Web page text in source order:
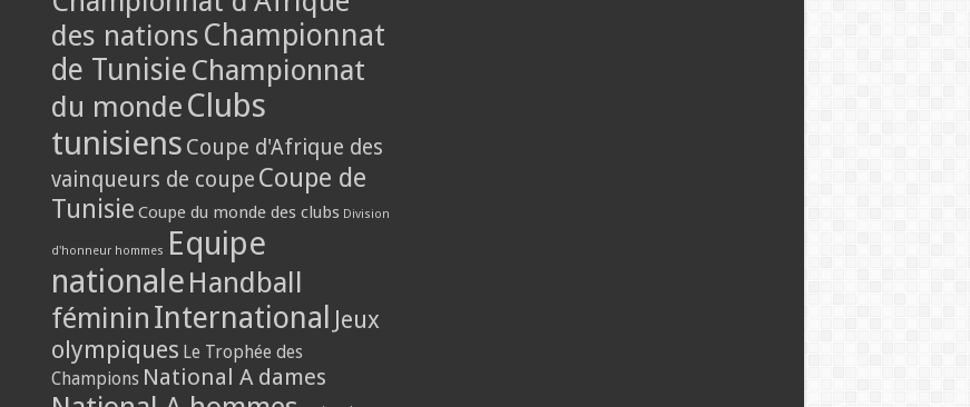
des nations Championnat
de Tunisie Championnat
du monde Clubs
tunisiens Coupe d'Afrique des
vainqueurs de coupe Coupe de
Tunisie Coupe du monde des clubs Division
d'honneur hommes Equipe
nationale Handball
féminin International Jeux
olympiques Le Trophée des
Champions National A dames